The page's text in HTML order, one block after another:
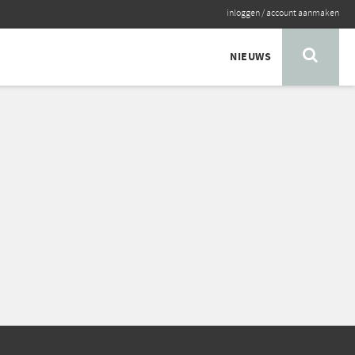
inloggen/account aanmaken
NIEUWS